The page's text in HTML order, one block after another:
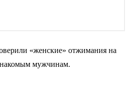
«женские» отжимания на
мужчинам.